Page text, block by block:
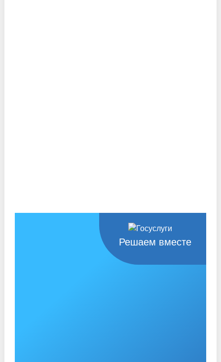
Решаем вместе